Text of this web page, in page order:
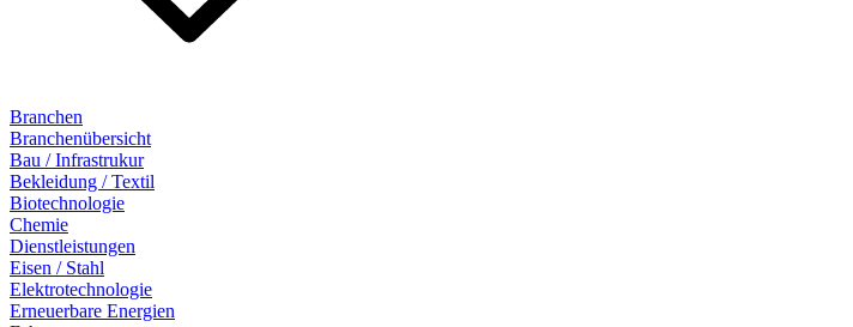
Branchen
Branchenübersicht
Bau / Infrastrukur
Bekleidung / Textil
Biotechnologie
Chemie
Dienstleistungen
Eisen / Stahl
Elektrotechnologie
Erneuerbare Energien